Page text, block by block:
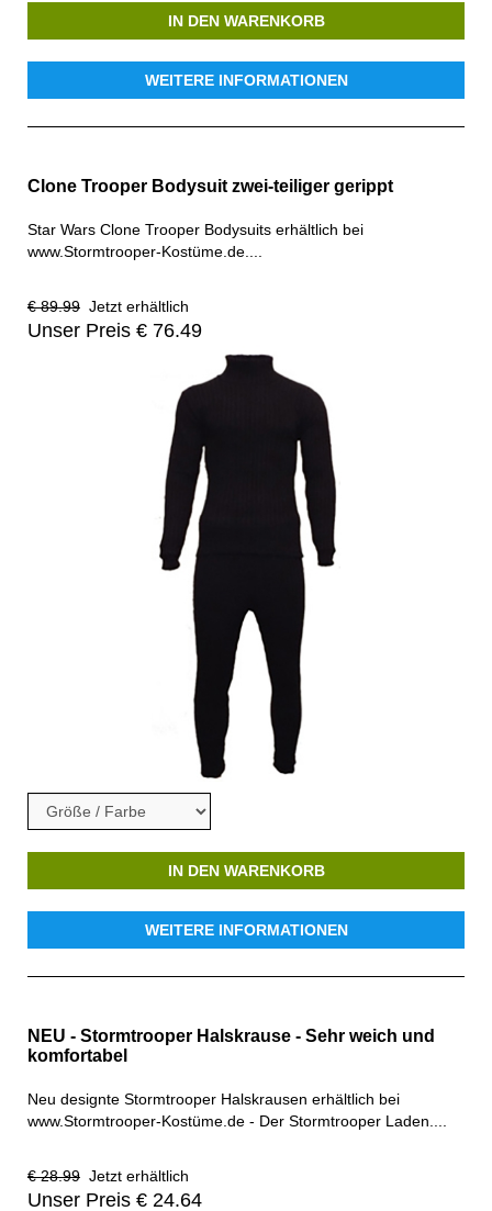
IN DEN WARENKORB
WEITERE INFORMATIONEN
Clone Trooper Bodysuit zwei-teiliger gerippt
Star Wars Clone Trooper Bodysuits erhältlich bei
www.Stormtrooper-Kostüme.de....
€ 89.99 Jetzt erhältlich
Unser Preis € 76.49
IN DEN WARENKORB
WEITERE INFORMATIONEN
NEU - Stormtrooper Halskrause - Sehr weich und
komfortabel
Neu designte Stormtrooper Halskrausen erhältlich bei
www.Stormtrooper-Kostüme.de - Der Stormtrooper Laden....
€ 28.99 Jetzt erhältlich
Unser Preis € 24.64